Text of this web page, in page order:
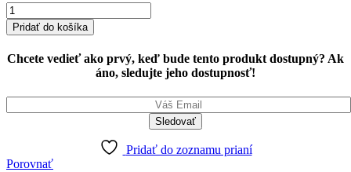
iPad
mini
Wi-
+
Pridať do košíka
Chcete vedieť ako prvý, keď bude tento produkt dostupný? Ak
áno, sledujte jeho dostupnosť!
Pridať do zoznamu prianí
Porovnať